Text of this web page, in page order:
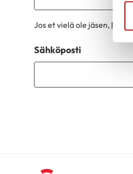
Jos et vielä ole jäsen, liity nyt
Sähköposti